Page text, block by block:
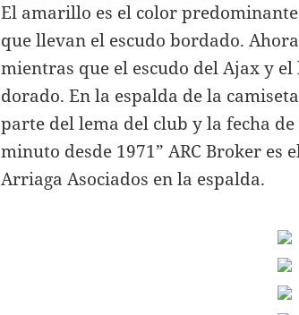
El amarillo es el color
que llevan el escudo bordado.
mientras que el escudo del Ajax y
dorado. En la espalda de la
parte del lema del club y la fecha
minuto desde 1971” ARC Broker
Arriaga Asociados en la espalda.